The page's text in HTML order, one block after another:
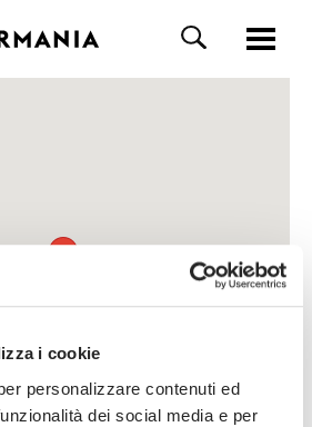
i cookie
personalizzare contenuti ed
dei social media e per